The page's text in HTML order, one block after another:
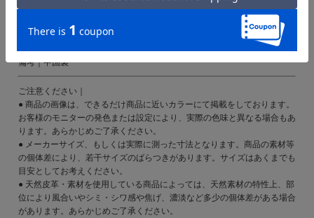
仕様｜マグネットボタン式開閉
フリーポケット×2
備考｜中国製
ご注意ください｜
● 商品の画像は、できるだけ商品に近いカラーにて掲載をしております。
お客様のモニターの発色または設定により、実際の色味と異なる場合もあ
ります。あらかじめご了承ください。
● メーカーサイズ、もしくは実際に測った寸法となります。商品の素材等
の個体差により、若干サイズのばらつきがあります。サイズはあくまでも
目安としてお考えください。
● 天然皮革・素材を使用している商品によっては、天然素材の特性上、部
位により風合いやシミ・シワ感や焦げ、濃淡など多少の個体差がある場合
があります。あらかじめご了承ください。